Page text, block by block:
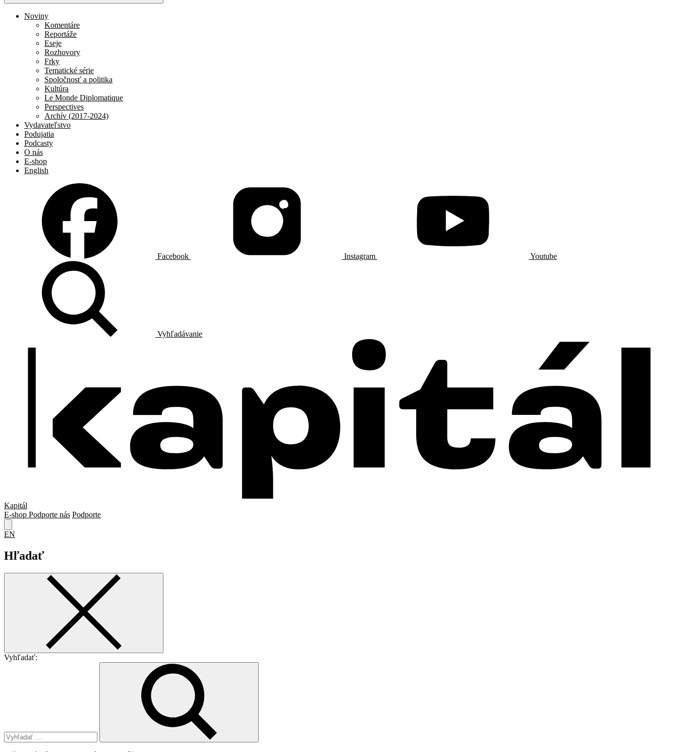
Noviny
Komentáre
Reportáže
Eseje
Rozhovory
Frky
Tematické série
Spoločnosť a politika
Kultúra
Le Monde Diplomatique
Perspectives
Archív (2017-2024)
Vydavateľstvo
Podujatia
Podcasty
O nás
E-shop
English
Facebook Instagram Youtube
Vyhľadávanie
Kapitál
E-shop Podporte nás Podporte
EN
Hľadať
Vyhľadať: